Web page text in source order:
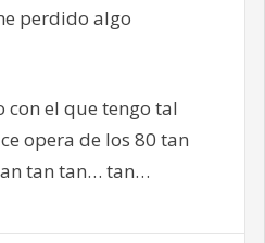
perdido algo
con el que tengo tal
opera de los 80 tan
tan tan… tan…